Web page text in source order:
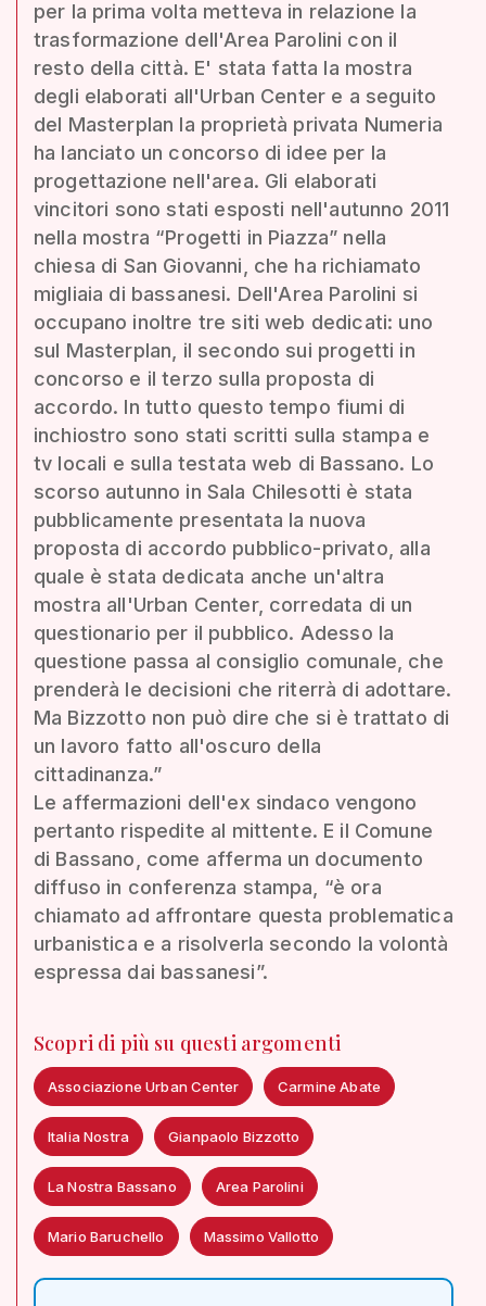
per la prima volta metteva in relazione la
trasformazione dell'Area Parolini con il
resto della città. E' stata fatta la mostra
degli elaborati all'Urban Center e a seguito
del Masterplan la proprietà privata Numeria
ha lanciato un concorso di idee per la
progettazione nell'area. Gli elaborati
vincitori sono stati esposti nell'autunno 2011
nella mostra “Progetti in Piazza” nella
chiesa di San Giovanni, che ha richiamato
migliaia di bassanesi. Dell'Area Parolini si
occupano inoltre tre siti web dedicati: uno
sul Masterplan, il secondo sui progetti in
concorso e il terzo sulla proposta di
accordo. In tutto questo tempo fiumi di
inchiostro sono stati scritti sulla stampa e
tv locali e sulla testata web di Bassano. Lo
scorso autunno in Sala Chilesotti è stata
pubblicamente presentata la nuova
proposta di accordo pubblico-privato, alla
quale è stata dedicata anche un'altra
mostra all'Urban Center, corredata di un
questionario per il pubblico. Adesso la
questione passa al consiglio comunale, che
prenderà le decisioni che riterrà di adottare.
Ma Bizzotto non può dire che si è trattato di
un lavoro fatto all'oscuro della
cittadinanza.”
Le affermazioni dell'ex sindaco vengono
pertanto rispedite al mittente. E il Comune
di Bassano, come afferma un documento
diffuso in conferenza stampa, “è ora
chiamato ad affrontare questa problematica
urbanistica e a risolverla secondo la volontà
espressa dai bassanesi”.
Scopri di più su questi argomenti
Associazione Urban Center Carmine Abate
Italia Nostra Gianpaolo Bizzotto
La Nostra Bassano Area Parolini
Mario Baruchello Massimo Vallotto